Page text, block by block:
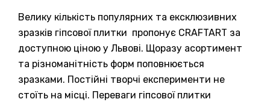
Велику кількість популярних та ексклюзивних
зразків гіпсової плитки пропонує CRAFTART за
доступною ціною у Львові. Щоразу асортимент
та різноманітність форм поповнюється
зразками. Постійні творчі експерименти не
стоїть на місці. Переваги гіпсової плитки